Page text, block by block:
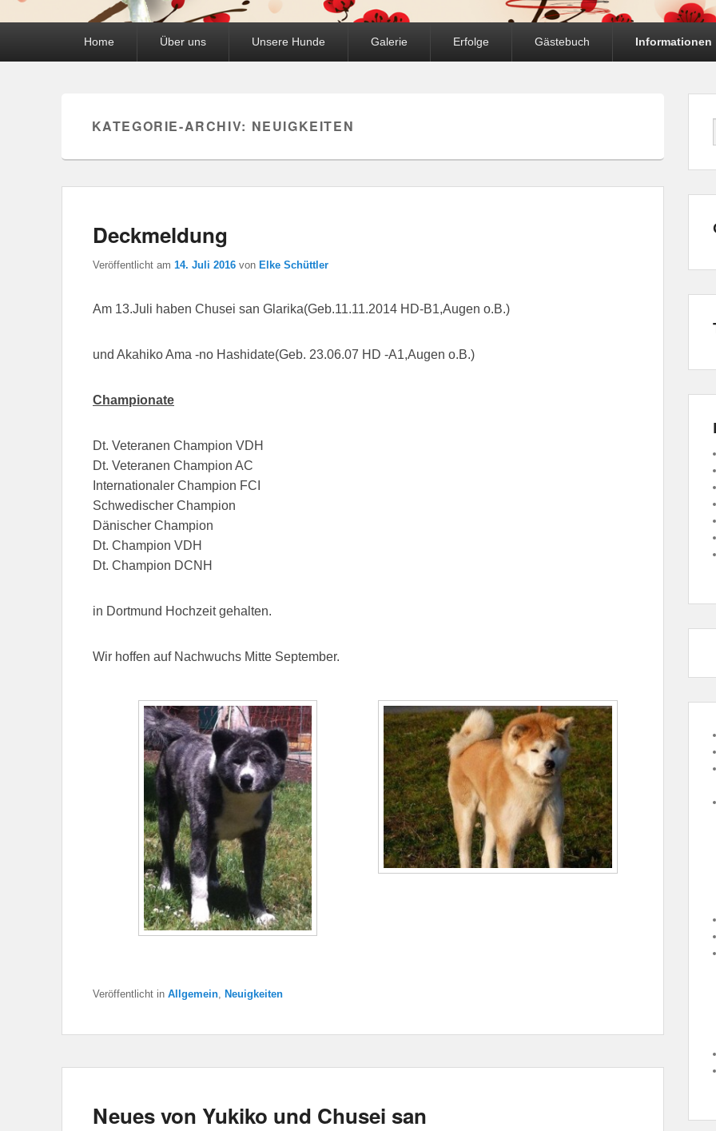
Home Über uns Unsere Hunde Galerie Erfolge Gästebuch Informationen
KATEGORIE-ARCHIV: NEUIGKEITEN
Deckmeldung
Veröffentlicht am 14. Juli 2016 von Elke Schüttler
Am 13.Juli haben Chusei san Glarika(Geb.11.11.2014 HD-B1,Augen o.B.)
und Akahiko Ama -no Hashidate(Geb. 23.06.07 HD -A1,Augen o.B.)
Championate
Dt. Veteranen Champion VDH
Dt. Veteranen Champion AC
Internationaler Champion FCI
Schwedischer Champion
Dänischer Champion
Dt. Champion VDH
Dt. Champion DCNH
in Dortmund Hochzeit gehalten.
Wir hoffen auf Nachwuchs Mitte September.
Veröffentlicht in Allgemein Neuigkeiten
Neues von Yukiko und Chusei san